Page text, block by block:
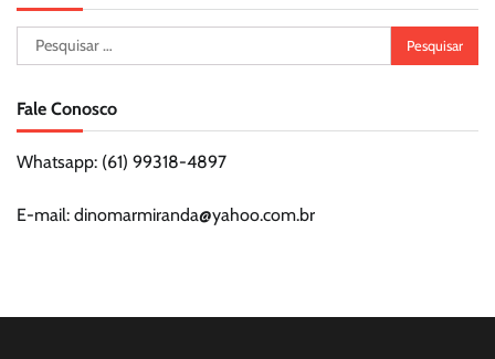
Pesquisar
por:
Fale Conosco
Whatsapp: (61) 99318-4897
E-mail: dinomarmiranda@yahoo.com.br